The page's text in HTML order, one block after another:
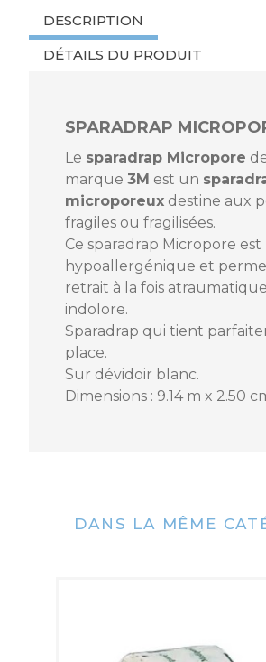
DESCRIPTION
DÉTAILS DU PRODUIT
SPARADRAP
Le sparadrap Micropore
marque3M est un
microporeux destine aux
fragiles ou fragilisées.
Ce sparadrap Micropore est
hypoallergénique et
retrait à la fois
indolore.
Sparadrap qui tient
place.
Sur dévidoir blanc.
Dimensions : 9.14 m x 2.50
Référence47660_C48
ISBN 1
MPN
DANS LA MÊME